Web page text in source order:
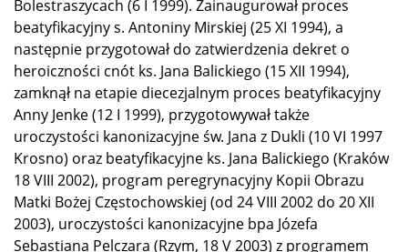
Bolestraszycach (6 I 1999). Zainaugurował proces
beatyfikacyjny s. Antoniny Mirskiej (25 XI 1994), a
następnie przygotował do zatwierdzenia dekret o
heroiczności cnót ks. Jana Balickiego (15 XII 1994),
zamknął na etapie diecezjalnym proces beatyfikacyjny
Anny Jenke (12 I 1999), przygotowywał także
uroczystości kanonizacyjne św. Jana z Dukli (10 VI 1997
Krosno) oraz beatyfikacyjne ks. Jana Balickiego (Kraków
18 VIII 2002), program peregrynacyjny Kopii Obrazu
Matki Bożej Częstochowskiej (od 24 VIII 2002 do 20 XII
2003), uroczystości kanonizacyjne bpa Józefa
Sebastiana Pelczara (Rzym, 18 V 2003) z programem